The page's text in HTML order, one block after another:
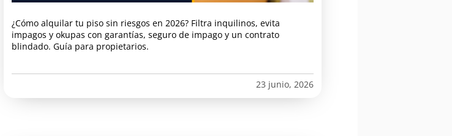
¿Cómo alquilar tu piso sin riesgos en 2026? Filtra inquilinos, evita
impagos y okupas con garantías, seguro de impago y un contrato
blindado. Guía para propietarios.
23 junio, 2026